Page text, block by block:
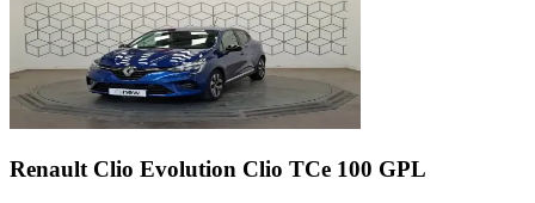
Renault Clio Evolution Clio TCe 100 GPL